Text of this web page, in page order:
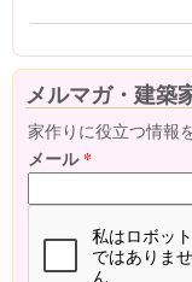
メルマガ・建築
家作りに役立つ情報
メール*